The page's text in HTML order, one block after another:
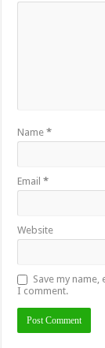
Name*
Email*
Website
Save my
I comment.